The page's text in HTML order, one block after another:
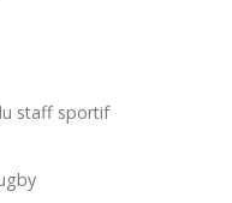
staff sportif